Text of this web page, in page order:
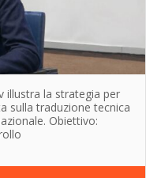
illustra la strategia per
sulla traduzione tecnica
Obiettivo: